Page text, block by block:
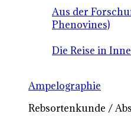
Aus der
Phenovines)
Die Reise in
Ampelographie
Rebsortenkunde /